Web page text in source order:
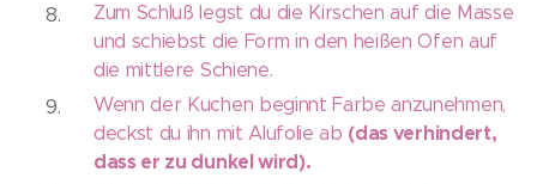
Zum Schluß legst du die Kirschen auf die Masse
und schiebst die Form in den heißen Ofen auf
die mittlere Schiene.
Wenn der Kuchen beginnt Farbe anzunehmen,
deckst du ihn mit Alufolie ab (das verhindert,
dass er zu dunkel wird).